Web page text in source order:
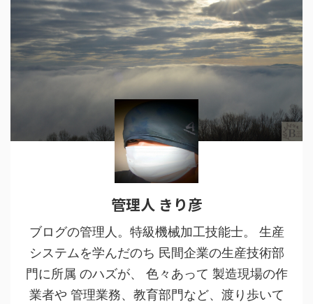
管理人 きり彦
ブログの管理人。特級機械加工技能士。 生産
システムを学んだのち 民間企業の生産技術部
門に所属 のハズが、 色々あって 製造現場の作
業者や 管理業務、教育部門など、渡り歩いて